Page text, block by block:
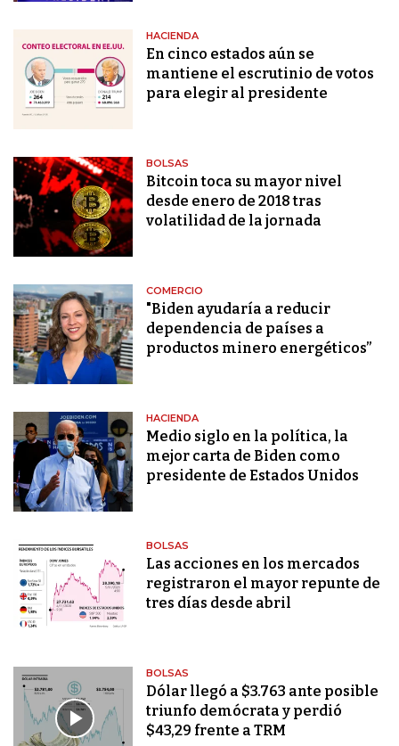
HACIENDA
En cinco estados aún se
mantiene el escrutinio de votos
para elegir al presidente
BOLSAS
Bitcoin toca su mayor nivel
desde enero de 2018 tras
volatilidad de la jornada
COMERCIO
"Biden ayudaría a reducir
dependencia de países a
productos minero energéticos”
HACIENDA
Medio siglo en la política, la
mejor carta de Biden como
presidente de Estados Unidos
BOLSAS
Las acciones en los mercados
registraron el mayor repunte de
tres días desde abril
BOLSAS
Dólar llegó a $3.763 ante posible
triunfo demócrata y perdió
$43,29 frente a TRM